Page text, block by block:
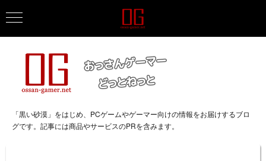
「黒い砂漠」をはじめ、PCゲームやゲーマー向けの情報をお届けするブロ
グです。記事には商品やサービスのPRを含みます。